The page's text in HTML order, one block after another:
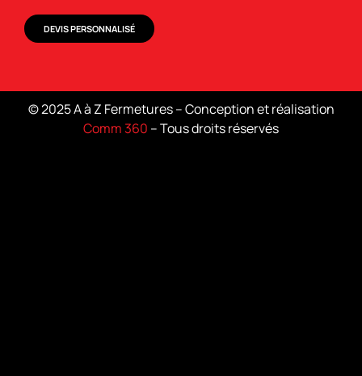
DEVIS PERSONNALISÉ
© 2025 A à Z Fermetures – Conception et réalisation
Comm 360 – Tous droits réservés